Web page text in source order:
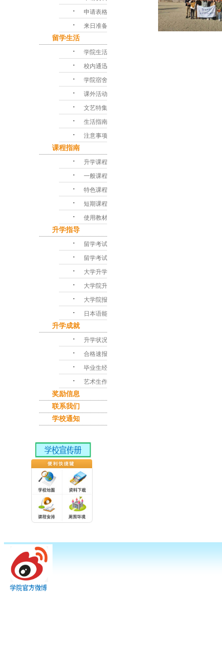
･ 申请表格
･ 来日准备
留学生活
･ 学院生活
･ 校内通迅
･ 学院宿舍
･ 课外活动
･ 文艺特集
･ 生活指南
･ 注意事项
课程指南
･ 升学课程
･ 一般课程
･ 特色课程
･ 短期课程
･ 使用教材
升学指导
･ 留学考试对策
･ 留学考试问答
･ 大学升学指导
･ 大学院升学课程
･ 大学院报考指南
･ 日本语能力考试
升学成就
･ 升学状况
･ 合格速报
･ 毕业生经验谈
･ 艺术生作品集
奖励信息
联系我们
学校通知